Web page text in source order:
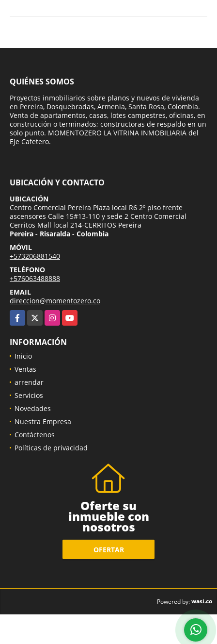
QUIÉNES SOMOS
Proyectos inmobiliarios sobre planos y nuevos de vivienda
en Pereira, Dosquebradas, Armenia, Santa Rosa, Colombia.
Venta de apartamentos, casas, lotes campestres, oficinas, en
construcción o terminados; constructoras de respaldo en un
solo punto. MOMENTOZERO LA VITRINA INMOBILIARIA del
Eje Cafetero.
UBICACIÓN Y CONTACTO
UBICACIÓN
Centro Comercial Pereira Plaza local R6 2º piso frente
ascensores Calle 15#13-110 y sede 2 Centro Comercial
Cerritos Mall local 214-CERRITOS Pereira
Pereira - Risaralda - Colombia
MÓVIL
+573206881540
TELÉFONO
+576063488888
EMAIL
direccion@momentozero.co
Facebook
InstagramYouTube
INFORMACIÓN
Inicio
Ventas
arrendar
Servicios
Novedades
Nuestra Empresa
Contáctenos
Políticas de privacidad
Oferte su
inmueble con
nosotros
OFERTAR
Powered by:wasi.co